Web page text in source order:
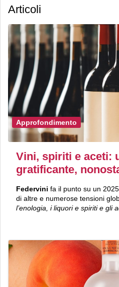
Articoli
Approfondimento
Vini, spiriti e aceti:
gratificante,
Federvini fa il punto su un
di altre e numerose tensioni
l’enologia, i liquori e spiriti e gli